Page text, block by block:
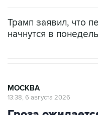
Трамп заявил, что
начнутся в
МОСКВА
13:38, 6 августа 2026